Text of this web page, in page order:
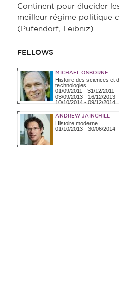
Continent pour élucider
meilleur régime politique
(Pufendorf, Leibniz).
FELLOWS
MICHAEL OSBORNE
Histoire des sciences et
technologies
01/09/2011 - 31/12/2011
03/09/2013- 16/12/2013
10/10/2014- 09/12/2014
ANDREW JAINCHILL
Histoire moderne
01/10/2013- 30/06/2014